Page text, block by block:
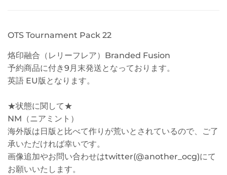
OTS Tournament Pack 22
烙印融合（レリーフレア）Branded Fusion
予約商品に付き9月末発送となっております。
英語 EU版となります。
★状態に関して★
NM（ニアミント）
海外版は日版と比べて作りが荒いとされているので、ご了
承いただければ幸いです。
画像追加やお問い合わせはtwitter(@another_ocg)にて
お願いいたします。